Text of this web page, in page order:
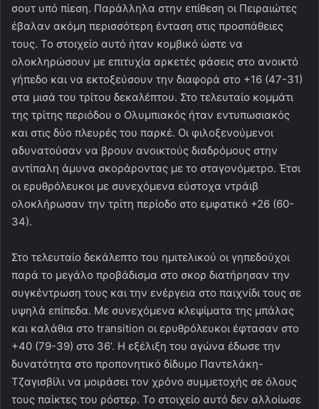
σουτ υπό πίεση. Παράλληλα στην επίθεση οι Πειραιώτες
έβαλαν ακόμη περισσότερη ένταση στις προσπάθειες
τους. Το στοιχείο αυτό ήταν κομβικό ώστε να
ολοκληρώσουν με επιτυχία αρκετές φάσεις στο ανοικτό
γήπεδο και να εκτοξεύσουν την διαφορά στο +16 (47-31)
στα μισά του τρίτου δεκαλέπτου. Στο τελευταίο κομμάτι
της τρίτης περιόδου ο Ολυμπιακός ήταν εντυπωσιακός
και στις δύο πλευρές του παρκέ. Οι φιλοξενούμενοι
αδυνατούσαν να βρουν ανοικτούς διαδρόμους στην
αντίπαλη άμυνα σκοράροντας με το σταγονόμετρο. Έτσι
οι ερυθρόλευκοι με συνεχόμενα εύστοχα ντράιβ
ολοκλήρωσαν την τρίτη περίοδο στο εμφατικό +26 (60-
34).
Στο τελευταίο δεκάλεπτο του ημιτελικού οι γηπεδούχοι
παρά το μεγάλο προβάδισμα στο σκορ διατήρησαν την
συγκέντρωση τους και την ενέργεια στο παιχνίδι τους σε
υψηλά επίπεδα. Με συνεχόμενα κλεψίματα της μπάλας
και καλάθια στο transition οι ερυθρόλευκοι έφτασαν στο
+40 (79-39) στο 36’. Η εξέλιξη του αγώνα έδωσε την
δυνατότητα στο προπονητικό δίδυμο Παντελάκη-
Τζαγισβίλι να μοιράσει τον χρόνο συμμετοχής σε όλους
τους παίκτες του ρόστερ. Το στοιχείο αυτό δεν αλλοίωσε